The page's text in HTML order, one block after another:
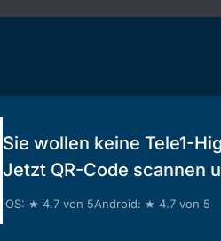
Sie wollen keine Tele1-
Jetzt QR-Code scannen
iOS: ★ 4.7 von 5Android: ★ 4.7 von 5